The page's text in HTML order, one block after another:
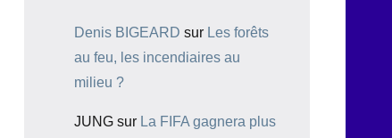
Denis BIGEARD sur Les forêts
au feu, les incendiaires au
milieu ?
JUNG sur La FIFA gagnera plus